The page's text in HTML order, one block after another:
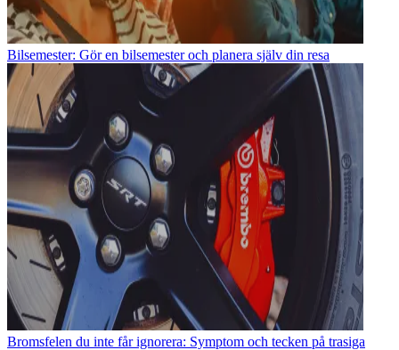
Bilsemester: Gör en bilsemester och planera själv din resa
Bromsfelen du inte får ignorera: Symptom och tecken på trasiga